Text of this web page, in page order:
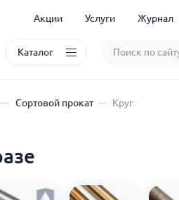
Акции Услуги Журнал
Каталог
Сортовой прокат Круг